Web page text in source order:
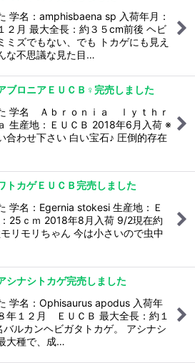
学名：amphisbaena sp 入荷年月：
２月 最大全長：約３５cm前後 ヘビ
ミズでもない、でも トカゲにも見え
な不思議な見た目…
ブロニアＥＵＣＢ♀完売しました
学名 Ａｂｒｏｎｉａ ｌｙｔｈｒ
生産地：ＥＵＣＢ 2018年6月入荷 ※
合わせ下さい 白い宝石♪ 圧倒的存在
トカゲＥＵＣＢ完売しました
学名：Egernia stokesi 生産地：Ｅ
25ｃｍ 2018年8月入荷 9/2現在約
リモリちゃん 今は小さいので虫中
シナシトカゲ完売しました
学名：Ophisaurus apodus 入荷年
年１２月 ＥＵＣＢ 最大全長：約１
バルカンヘビガタトカゲ。 アシナシ
大種で、成…